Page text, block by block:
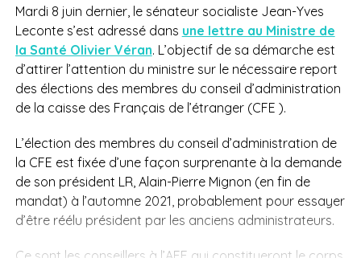
Mardi 8 juin dernier, le sénateur socialiste Jean-Yves
Leconte s’est adressé dans une lettre au Ministre de
la Santé Olivier Véran. L’objectif de sa démarche est
d’attirer l’attention du ministre sur le nécessaire report
des élections des membres du conseil d’administration
de la caisse des Français de l’étranger (CFE ).
L’élection des membres du conseil d’administration de
la CFE est fixée d’une façon surprenante à la demande
de son président LR, Alain-Pierre Mignon (en fin de
mandat) à l’automne 2021, probablement pour essayer
d’être réélu président par les anciens administrateurs.